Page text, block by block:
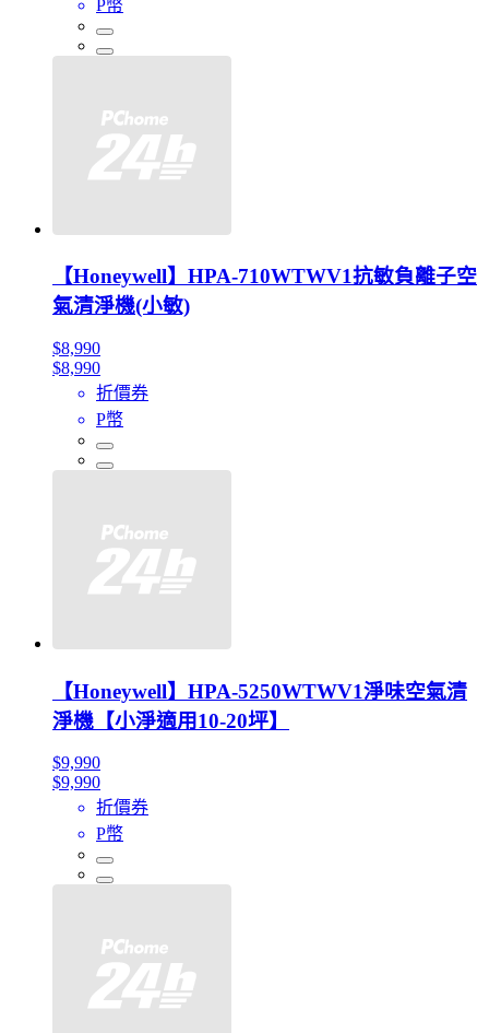
P幣
【Honeywell】HPA-710WTWV1抗敏負離子空
氣清淨機(小敏)
$8,990
$8,990
折價券
P幣
【Honeywell】HPA-5250WTWV1淨味空氣清
淨機【小淨適用10-20坪】
$9,990
$9,990
折價券
P幣